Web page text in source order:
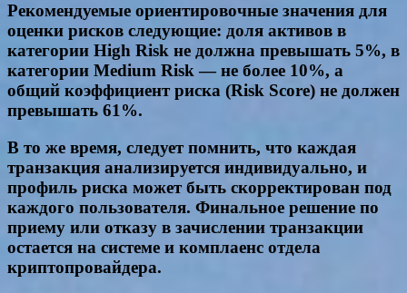
Рекомендуемые ориентировочные значения для
оценки рисков следующие: доля активов в
категории High Risk не должна превышать 5%, в
категории Medium Risk— не более 10%, а
общий коэффициент риска (Risk Score) не должен
превышать 61%.
В то же время, следует помнить, что каждая
транзакция анализируется индивидуально, и
профиль риска может быть скорректирован под
каждого пользователя. Финальное решение по
приему или отказу в зачислении транзакции
остается на системе и комплаенс отдела
криптопровайдера.